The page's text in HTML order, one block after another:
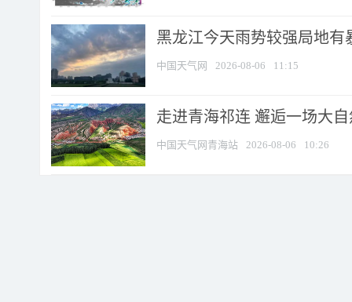
黑龙江今天雨势较强局地有
中国天气网 2026-08-06 11:15
走进青海祁连 邂逅一场大
中国天气网青海站 2026-08-06 10:26